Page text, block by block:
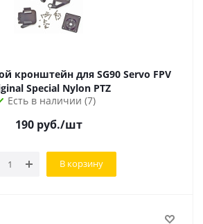
Special Nylon PTZ
Есть в наличии (7)
190руб./шт
В корзину